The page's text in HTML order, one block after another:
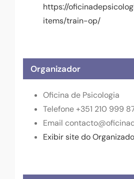
https://
items/train-op/
Organizador
Oficina de Psicologia
Telefone+351 210 999
Email
Exibir site do